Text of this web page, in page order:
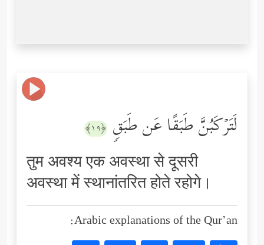
لَتَرۡكَبُنَّ طَبَقًا عَن طَبَقࣲ ﴿١٩﴾
तुम अवश्य एक अवस्था से दूसरी
अवस्था में स्थानांतरित होते रहोगे।
Arabic explanations of the Qur’an: